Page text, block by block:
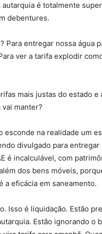
autarquia é totalmente
debentures.
Para entregar nossa água
ver a tarifa explodir
mais justas do estado
manter?
esconde na realidade um
divulgado para
é incalculável, com
dos bens móveis,
a eficácia em saneamento.
Isso é liquidação. Estão
Estão ignorando o